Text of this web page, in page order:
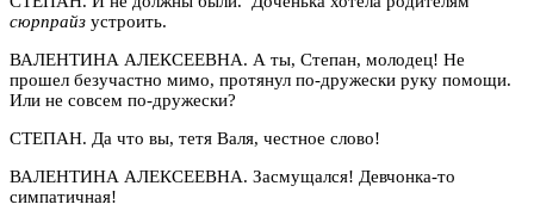
сюрпрайз устроить.
ВАЛЕНТИНА АЛЕКСЕЕВНА. А ты, Степан, молодец! Не
прошел безучастно мимо, протянул по-дружески руку помощи.
Или не совсем по-дружески?
СТЕПАН. Да что вы, тетя Валя, честное слово!
ВАЛЕНТИНА АЛЕКСЕЕВНА. Засмущался! Девчонка-то
симпатичная!